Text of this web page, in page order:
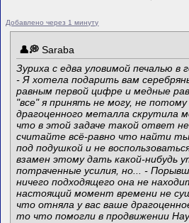
Добавлено через 1 минуту
Saraba
Зуриха с едва уловимой печалью в
- Я хотела подарить вам
равным первой цифре и медные
"все" я принять не могу, не
драгоценного металла скрутила
что в этой задаче такой ответ
считайте всё-равно что найти
под подушкой и не
взамен этому дать какой-нибудь
потраченные усилия, но... -
ничего подходящего она не
настоящий момент времени не
что отняла у вас ваше
то что помогли в продвижении